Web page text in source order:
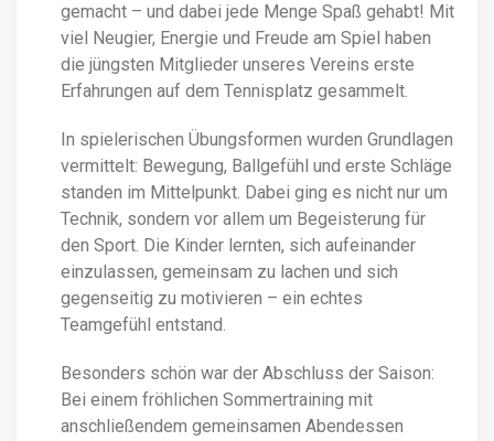
gemacht – und dabei jede Menge Spaß gehabt! Mit
viel Neugier, Energie und Freude am Spiel haben
die jüngsten Mitglieder unseres Vereins erste
Erfahrungen auf dem Tennisplatz gesammelt.
In spielerischen Übungsformen wurden Grundlagen
vermittelt: Bewegung, Ballgefühl und erste Schläge
standen im Mittelpunkt. Dabei ging es nicht nur um
Technik, sondern vor allem um Begeisterung für
den Sport. Die Kinder lernten, sich aufeinander
einzulassen, gemeinsam zu lachen und sich
gegenseitig zu motivieren – ein echtes
Teamgefühl entstand.
Besonders schön war der Abschluss der Saison:
Bei einem fröhlichen Sommertraining mit
anschließendem gemeinsamen Abendessen